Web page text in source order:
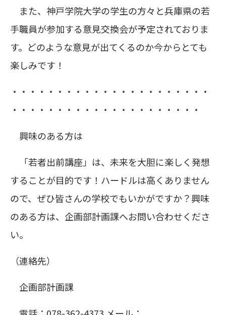
また、神戸学院大学の学生の方々と兵庫県の若
手職員が参加する意見交換会が予定されておりま
す。どのような意見が出てくるのか今からとても
楽しみです！
・・・・・・・・・・・・・・・・・・・・・・
・・・・・・・・・・・・・・・・・・・・・
興味のある方は
「若者出前講座」は、未来を大胆に楽しく発想
することが目的です！ハードルは高くありません
ので、ぜひ皆さんの学校でもいかがですか？興味
のある方は、企画部計画課へお問い合わせくださ
い。
（連絡先）
企画部計画課